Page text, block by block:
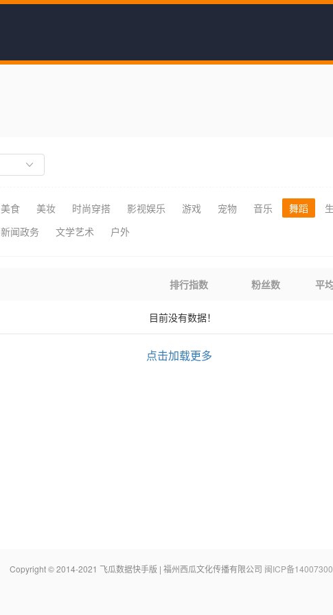
美食 美妆 时尚穿搭 影视娱乐 游戏 宠物 音乐 舞蹈
新闻政务 文学艺术 户外
排行指数 粉丝数 平
目前没有数据！
点击加载更多
Copyright © 2014-2021 飞瓜数据快手版 | 福州西瓜文化传播有限公司 闽ICP备